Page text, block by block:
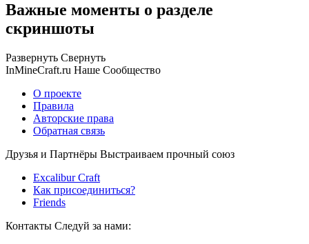
Важные моменты о разделе
скриншоты
Развернуть Свернуть
InMineCraft.ru Наше Сообщество
О проекте
Правила
Авторские права
Обратная связь
Друзья и Партнёры Выстраиваем прочный союз
Excalibur Craft
Как присоединиться?
Friends
Контакты Следуй за нами: